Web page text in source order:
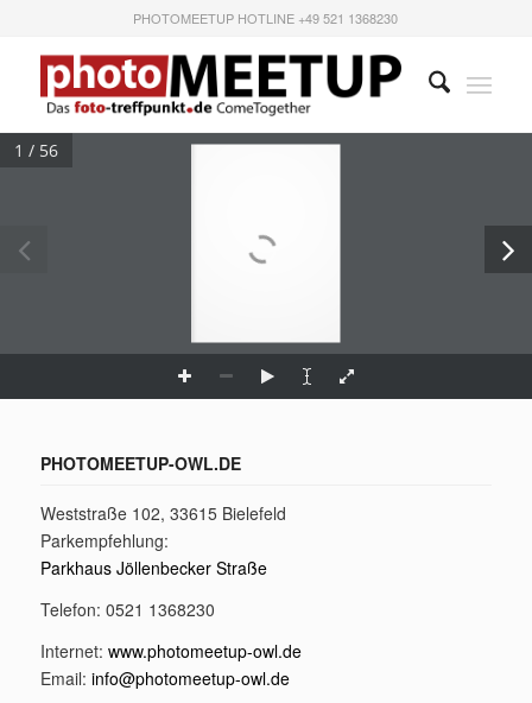
PHOTOMEETUP HOTLINE +49 521 1368230
1 / 56
PHOTOMEETUP-OWL.DE
Weststraße 102, 33615 Bielefeld
Parkempfehlung:
Parkhaus Jöllenbecker Straße
Telefon: 0521 1368230
Internet: www.photomeetup-owl.de
Email: info@photomeetup-owl.de